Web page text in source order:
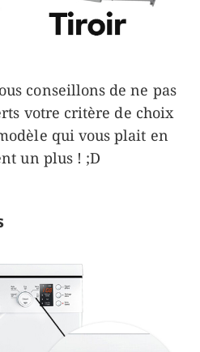
conseillons de ne pas
votre critère de choix
qui vous plait en
un plus ! ;D